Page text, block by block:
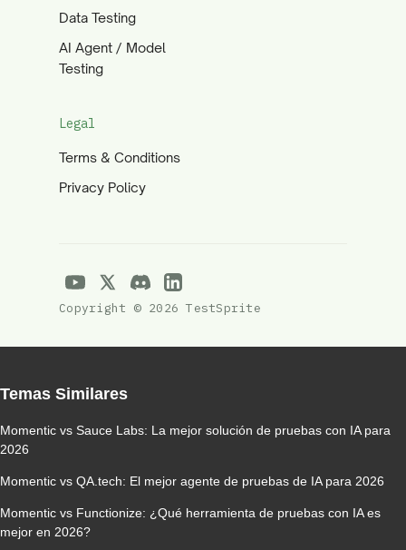
Data Testing
AI Agent / Model
Testing
Legal
Terms & Conditions
Privacy Policy
Copyright © 2026 TestSprite
Temas Similares
Momentic vs Sauce Labs: La mejor solución de pruebas con IA para
2026
Momentic vs QA.tech: El mejor agente de pruebas de IA para 2026
Momentic vs Functionize: ¿Qué herramienta de pruebas con IA es
mejor en 2026?